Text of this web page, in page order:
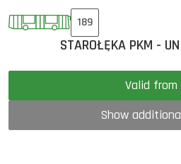
189
STAROŁĘKA PKM -
Show